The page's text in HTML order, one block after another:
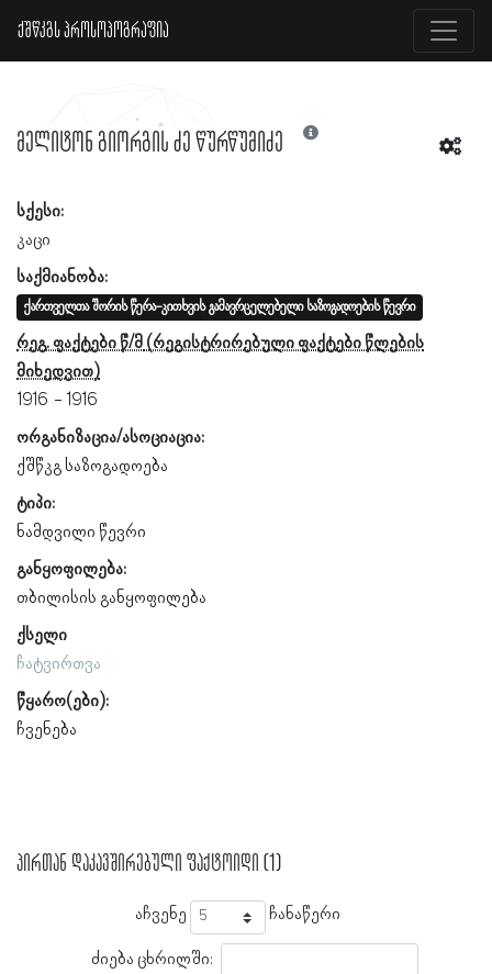
ქშწკგს პროსოპოგრაფია
მელიტონ გიორგის ძე წურწუმიძე
სქესი:
კაცი
საქმიანობა:
ქართველთა შორის წერა-კითხვის გამავრცელებელი საზოგადოების წევრი
რეგ. ფაქტები წ/მ
1916
1916
ორგანიზაცია/ასოციაცია:
ქშწკგ საზოგადოება
ტიპი:
ნამდვილი წევრი
განყოფილება:
თბილისის განყოფილება
ქსელი
ჩატვირთვა
წყარო(ები):
ჩვენება
პირთან დაკავშირებული ფაქტოიდი (1)
აჩვენე ჩანაწერი
ძიება ცხრილში: